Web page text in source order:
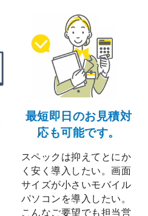
最短即日のお見積対
応も可能です。
スペックは抑えてとにか
く安く導入したい。画面
サイズが小さいモバイル
パソコンを導入したい。
こんなご要望でも担当営